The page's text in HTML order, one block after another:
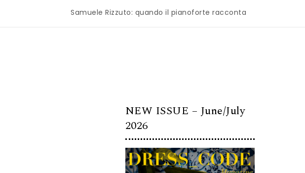
Samuele Rizzuto: quando il pianoforte racconta l’anima dell’Italia
NEW ISSUE – June/July
2026